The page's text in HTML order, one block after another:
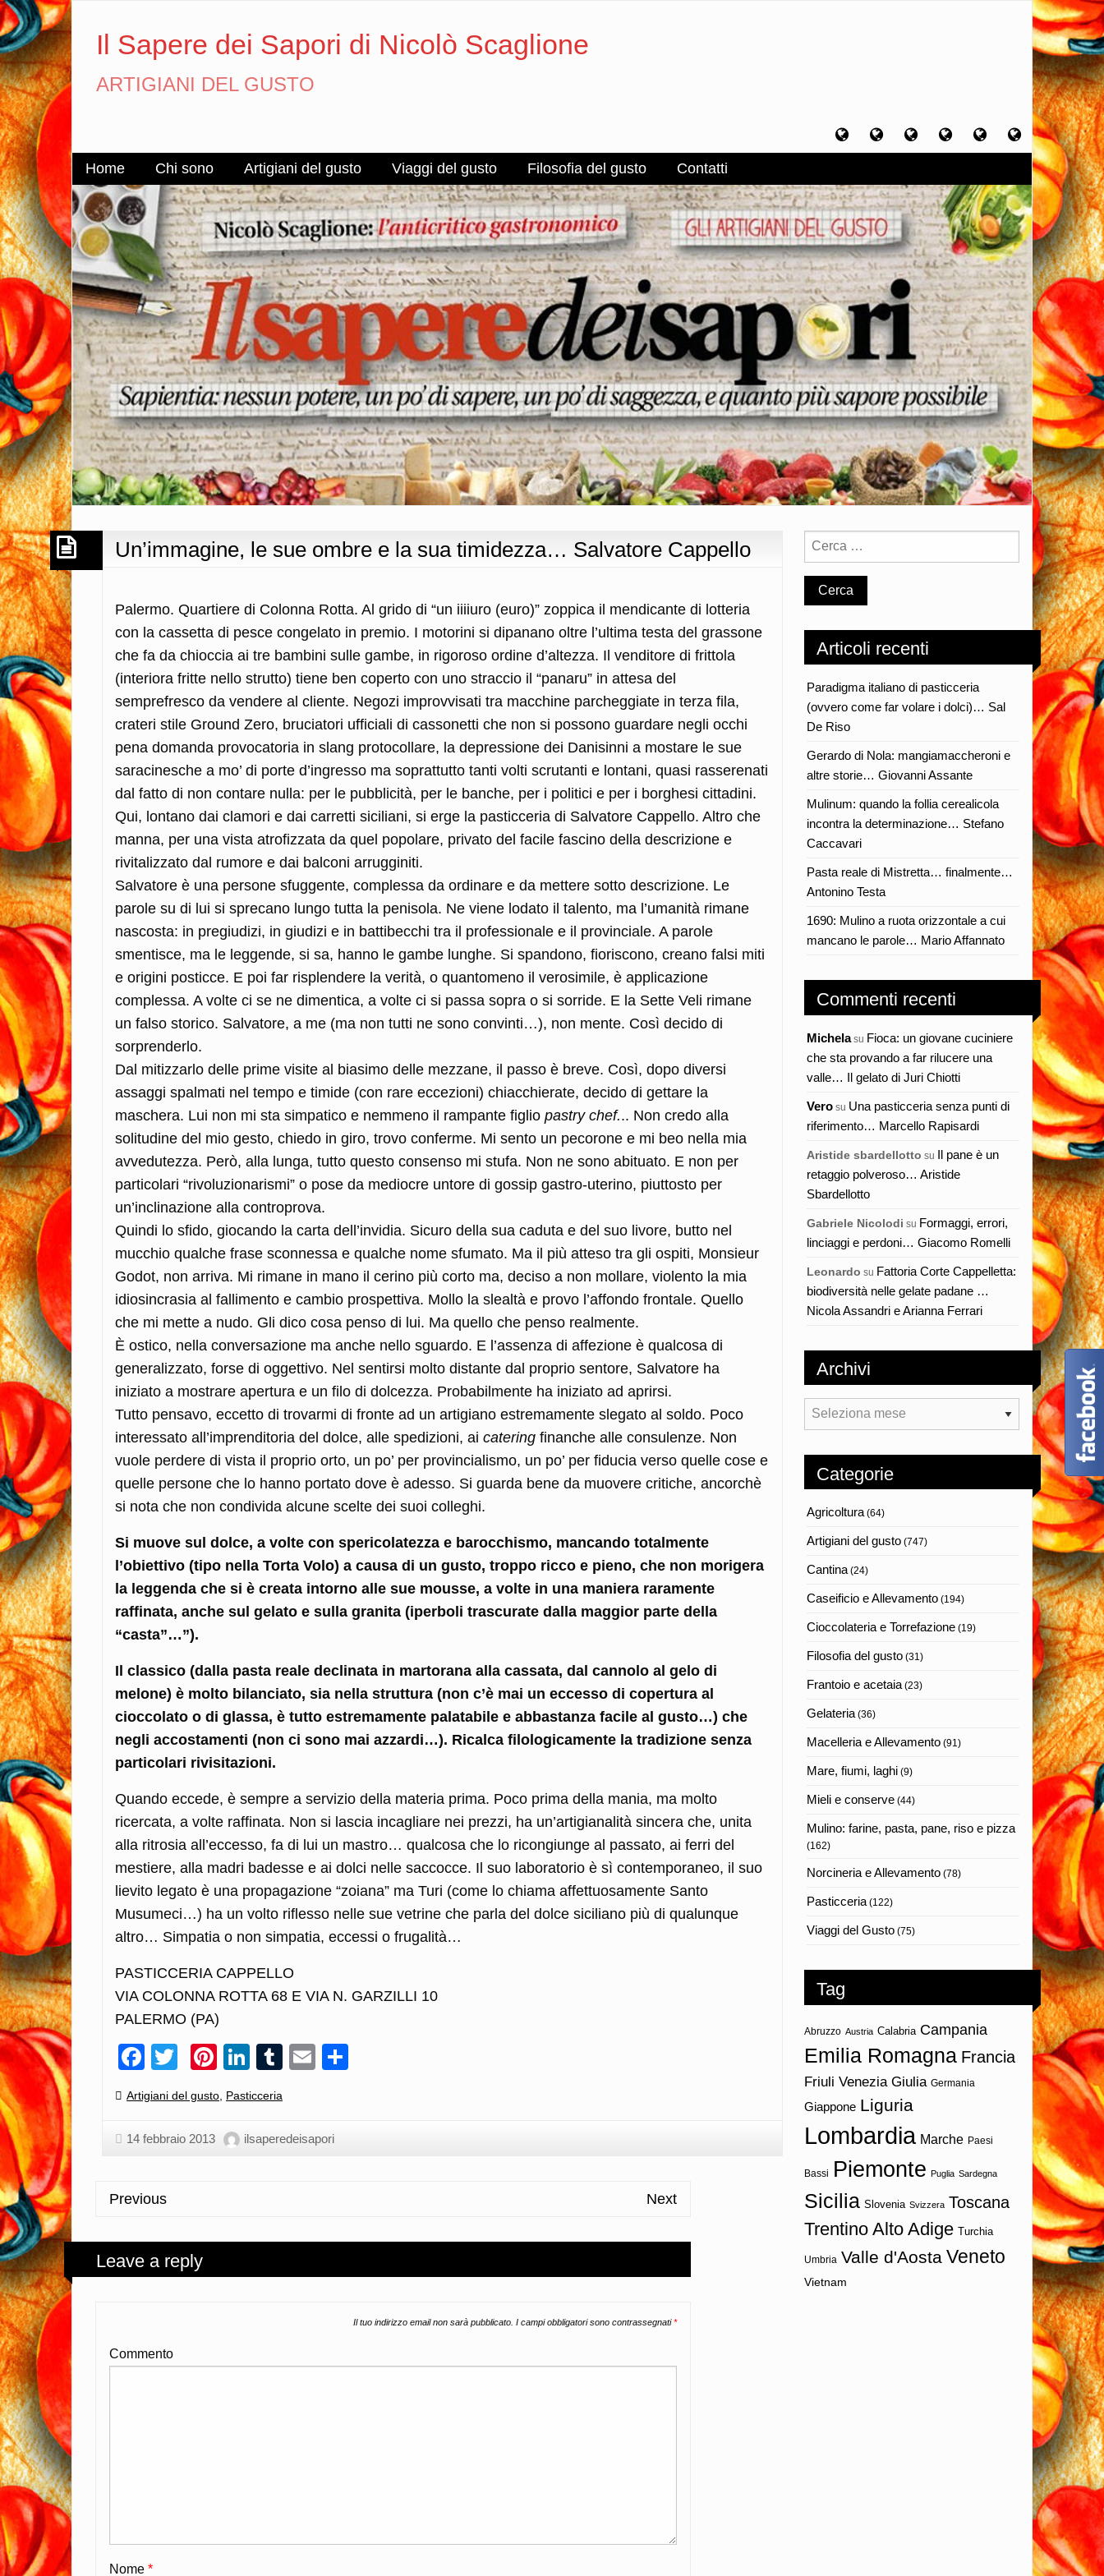
Il Sapere dei Sapori di Nicolò Scaglione
ARTIGIANI DEL GUSTO
Home Chi
sono
Artigiani
del
Viaggi
del
Filosofia
del
Contatti
Home Chi sono Artigiani del gusto Viaggi del gusto Filosofia del gusto Contatti
Un’immagine, le sue ombre e la sua timidezza… Salvatore Cappello
Palermo. Quartiere di Colonna Rotta. Al grido di “un iiiiuro (euro)” zoppica il mendicante di lotteria
con la cassetta di pesce congelato in premio. I motorini si dipanano oltre l’ultima testa del grassone
che fa da chioccia ai tre bambini sulle gambe, in rigoroso ordine d’altezza. Il venditore di frittola
(interiora fritte nello strutto) tiene ben coperto con uno straccio il “panaru” in attesa del
semprefresco da vendere al cliente. Negozi improvvisati tra macchine parcheggiate in terza fila,
crateri stile Ground Zero, bruciatori ufficiali di cassonetti che non si possono guardare negli occhi
pena domanda provocatoria in slang protocollare, la depressione dei Danisinni a mostare le sue
saracinesche a mo’ di porte d’ingresso ma soprattutto tanti volti scrutanti e lontani, quasi rasserenati
dal fatto di non contare nulla: per le pubblicità, per le banche, per i politici e per i borghesi cittadini.
Qui, lontano dai clamori e dai carretti siciliani, si erge la pasticceria di Salvatore Cappello. Altro che
manna, per una vista atrofizzata da quel popolare, privato del facile fascino della descrizione e
rivitalizzato dal rumore e dai balconi arrugginiti.
Salvatore è una persone sfuggente, complessa da ordinare e da mettere sotto descrizione. Le
parole su di lui si sprecano lungo tutta la penisola. Ne viene lodato il talento, ma l’umanità rimane
nascosta: in pregiudizi, in giudizi e in battibecchi tra il professionale e il provinciale. A parole
smentisce, ma le leggende, si sa, hanno le gambe lunghe. Si spandono, fioriscono, creano falsi miti
e origini posticce. E poi far risplendere la verità, o quantomeno il verosimile, è applicazione
complessa. A volte ci se ne dimentica, a volte ci si passa sopra o si sorride. E la Sette Veli rimane
un falso storico. Salvatore, a me (ma non tutti ne sono convinti…), non mente. Così decido di
sorprenderlo.
Dal mitizzarlo delle prime visite al biasimo delle mezzane, il passo è breve. Così, dopo diversi
assaggi spalmati nel tempo e timide (con rare eccezioni) chiacchierate, decido di gettare la
maschera. Lui non mi sta simpatico e nemmeno il rampante figlio pastry chef... Non credo alla
solitudine del mio gesto, chiedo in giro, trovo conferme. Mi sento un pecorone e mi beo nella mia
avvedutezza. Però, alla lunga, tutto questo consenso mi stufa. Non ne sono abituato. E non per
particolari “rivoluzionarismi” o pose da mediocre untore di gossip gastro-uterino, piuttosto per
un’inclinazione alla controprova.
Quindi lo sfido, giocando la carta dell’invidia. Sicuro della sua caduta e del suo livore, butto nel
mucchio qualche frase sconnessa e qualche nome sfumato. Ma il più atteso tra gli ospiti, Monsieur
Godot, non arriva. Mi rimane in mano il cerino più corto ma, deciso a non mollare, violento la mia
idiosincrasia al fallimento e cambio prospettiva. Mollo la slealtà e provo l’affondo frontale. Quello
che mi mette a nudo. Gli dico cosa penso di lui. Ma quello che penso realmente.
È ostico, nella conversazione ma anche nello sguardo. E l’assenza di affezione è qualcosa di
generalizzato, forse di oggettivo. Nel sentirsi molto distante dal proprio sentore, Salvatore ha
iniziato a mostrare apertura e un filo di dolcezza. Probabilmente ha iniziato ad aprirsi.
Tutto pensavo, eccetto di trovarmi di fronte ad un artigiano estremamente slegato al soldo. Poco
interessato all’imprenditoria del dolce, alle spedizioni, ai catering finanche alle consulenze. Non
vuole perdere di vista il proprio orto, un po’ per provincialismo, un po’ per fiducia verso quelle cose e
quelle persone che lo hanno portato dove è adesso. Si guarda bene da muovere critiche, ancorchè
si nota che non condivida alcune scelte dei suoi colleghi.
Si muove sul dolce, a volte con spericolatezza e barocchismo, mancando totalmente
l’obiettivo (tipo nella Torta Volo) a causa di un gusto, troppo ricco e pieno, che non morigera
la leggenda che si è creata intorno alle sue mousse, a volte in una maniera raramente
raffinata, anche sul gelato e sulla granita (iperboli trascurate dalla maggior parte della
“casta”…”).
Il classico (dalla pasta reale declinata in martorana alla cassata, dal cannolo al gelo di
melone) è molto bilanciato, sia nella struttura (non c’è mai un eccesso di copertura al
cioccolato o di glassa, è tutto estremamente palatabile e abbastanza facile al gusto…) che
negli accostamenti (non ci sono mai azzardi…). Ricalca filologicamente la tradizione senza
particolari rivisitazioni.
Quando eccede, è sempre a servizio della materia prima. Poco prima della mania, ma molto
ricercata, a volte raffinata. Non si lascia incagliare nei prezzi, ha un’artigianalità sincera che, unita
alla ritrosia all’eccesso, fa di lui un mastro… qualcosa che lo ricongiunge al passato, ai ferri del
mestiere, alla madri badesse e ai dolci nelle saccocce. Il suo laboratorio è sì contemporaneo, il suo
lievito legato è una propagazione “zoiana” ma Turi (come lo chiama affettuosamente Santo
Musumeci…) ha un volto riflesso nelle sue vetrine che parla del dolce siciliano più di qualunque
altro… Simpatia o non simpatia, eccessi o frugalità…
PASTICCERIA CAPPELLO
VIA COLONNA ROTTA 68 E VIA N. GARZILLI 10
PALERMO (PA)
Facebook
TwitterPinterest
LinkedIn
Tumblr
Email
Categories:
Artigiani del gusto Pasticceria
14 febbraio 2013 ilsaperedeisapori
Previous Next
Leave a reply
Il tuo indirizzo email non sarà pubblicato. I campi obbligatori sono contrassegnati*
Commento
Nome *
Articoli recenti
Paradigma italiano di pasticceria
(ovvero come far volare i dolci)… Sal
De Riso
Gerardo di Nola: mangiamaccheroni e
altre storie… Giovanni Assante
Mulinum: quando la follia cerealicola
incontra la determinazione… Stefano
Caccavari
Pasta reale di Mistretta… finalmente…
Antonino Testa
1690: Mulino a ruota orizzontale a cui
mancano le parole… Mario Affannato
Commenti recenti
Michelasu Fioca: un giovane cuciniere
che sta provando a far rilucere una
valle… Il gelato di Juri Chiotti
Vero su Una pasticceria senza punti di
riferimento… Marcello Rapisardi
Aristide sbardellotto su Il pane è un
retaggio polveroso… Aristide
Sbardellotto
Gabriele Nicolodi su Formaggi, errori,
linciaggi e perdoni… Giacomo Romelli
Leonardo su Fattoria Corte Cappelletta:
biodiversità nelle gelate padane …
Nicola Assandri e Arianna Ferrari
Archivi
Archivi
Categorie
Agricoltura(64)
Artigiani del gusto (747)
Cantina(24)
Caseificio e Allevamento (194)
Cioccolateria e Torrefazione (19)
Filosofia del gusto (31)
Frantoio e acetaia(23)
Gelateria(36)
Macelleria e Allevamento (91)
Mare, fiumi, laghi (9)
Mieli e conserve (44)
Mulino: farine, pasta, pane, riso e pizza
(162)
Norcineria e Allevamento (78)
Pasticceria(122)
Viaggi del Gusto (75)
Tag
Abruzzo Austria Calabria Campania
Emilia Romagna Francia
Friuli Venezia Giulia Germania
Giappone Liguria
Lombardia Marche Paesi
Bassi Piemonte Puglia Sardegna
Sicilia Slovenia Svizzera Toscana
Trentino Alto Adige Turchia
Umbria Valle d'Aosta Veneto
Vietnam